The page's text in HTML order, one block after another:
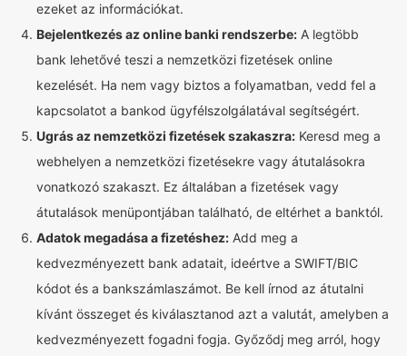
ezeket az információkat.
Bejelentkezés az online banki rendszerbe: A legtöbb
bank lehetővé teszi a nemzetközi fizetések online
kezelését. Ha nem vagy biztos a folyamatban, vedd fel a
kapcsolatot a bankod ügyfélszolgálatával segítségért.
Ugrás az nemzetközi fizetések szakaszra: Keresd meg a
webhelyen a nemzetközi fizetésekre vagy átutalásokra
vonatkozó szakaszt. Ez általában a fizetések vagy
átutalások menüpontjában található, de eltérhet a banktól.
Adatok megadása a fizetéshez: Add meg a
kedvezményezett bank adatait, ideértve a SWIFT/BIC
kódot és a bankszámlaszámot. Be kell írnod az átutalni
kívánt összeget és kiválasztanod azt a valutát, amelyben a
kedvezményezett fogadni fogja. Győződj meg arról, hogy